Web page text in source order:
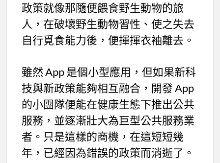
政策就像那隨便餵食野生動物的旅
人，在破壞野生動物習性、使之失去
自行覓食能力後，便揮揮衣袖離去。
雖然 App 是個小型應用，但如果新科
技與新政策能夠相互融合，開發 App
的小團隊便能在健康生態下推出公共
服務，並逐漸壯大為巨型公共服務業
者。只是這樣的商機，在這短短幾
年，已經因為錯誤的政策而消逝了。